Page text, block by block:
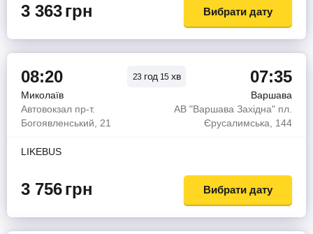
3 363грн Вибрати дату
08:20 23 год 15 хв 07:35
Миколаїв
Варшава
Автовокзал пр-т.
Богоявленський, 21
АВ "Варшава Західна" пл.
Єрусалимська, 144
LIKEBUS
3 756грн Вибрати дату